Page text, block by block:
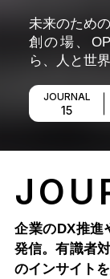
未来のため
創の場、
ら、人と世
JOURNAL
15
企業のDX推進
発信。有識者
のインサイト